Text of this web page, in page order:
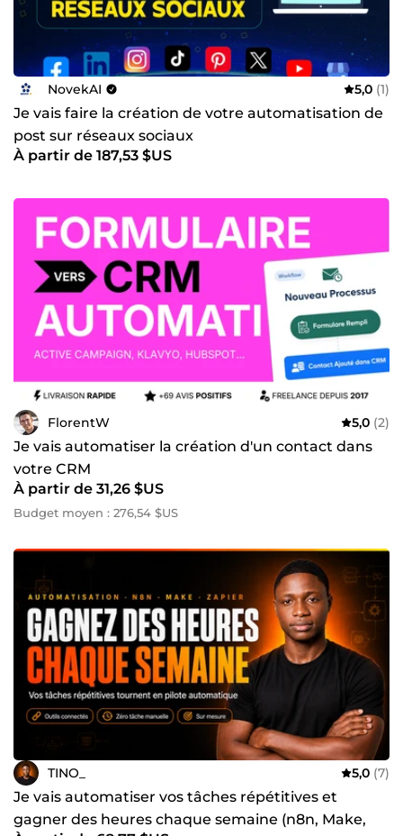
NovekAI 5,0 (1)
Je vais faire la création de votre automatisation de
post sur réseaux sociaux
À partir de 187,53 $US
FlorentW 5,0 (2)
Je vais automatiser la création d'un contact dans
votre CRM
À partir de 31,26 $US
Budget moyen : 276,54 $US
TINO_ 5,0 (7)
Je vais automatiser vos tâches répétitives et
gagner des heures chaque semaine (n8n, Make,